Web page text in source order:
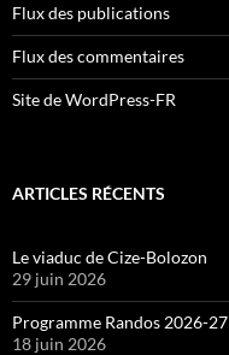
Flux des publications
Flux des commentaires
Site de WordPress-FR
ARTICLES RÉCENTS
Le viaduc de Cize-Bolozon
29 juin 2026
Programme Randos 2026-27
18 juin 2026